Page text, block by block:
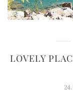
LOVELY